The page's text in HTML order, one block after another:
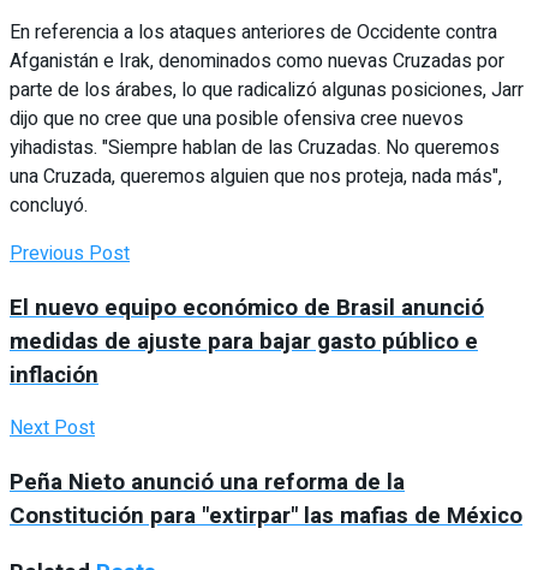
En referencia a los ataques anteriores de Occidente contra
Afganistán e Irak, denominados como nuevas Cruzadas por
parte de los árabes, lo que radicalizó algunas posiciones, Jarr
dijo que no cree que una posible ofensiva cree nuevos
yihadistas. "Siempre hablan de las Cruzadas. No queremos
una Cruzada, queremos alguien que nos proteja, nada más",
concluyó.
Previous Post
El nuevo equipo económico de Brasil anunció
medidas de ajuste para bajar gasto público e
inflación
Next Post
Peña Nieto anunció una reforma de la
Constitución para "extirpar" las mafias de México